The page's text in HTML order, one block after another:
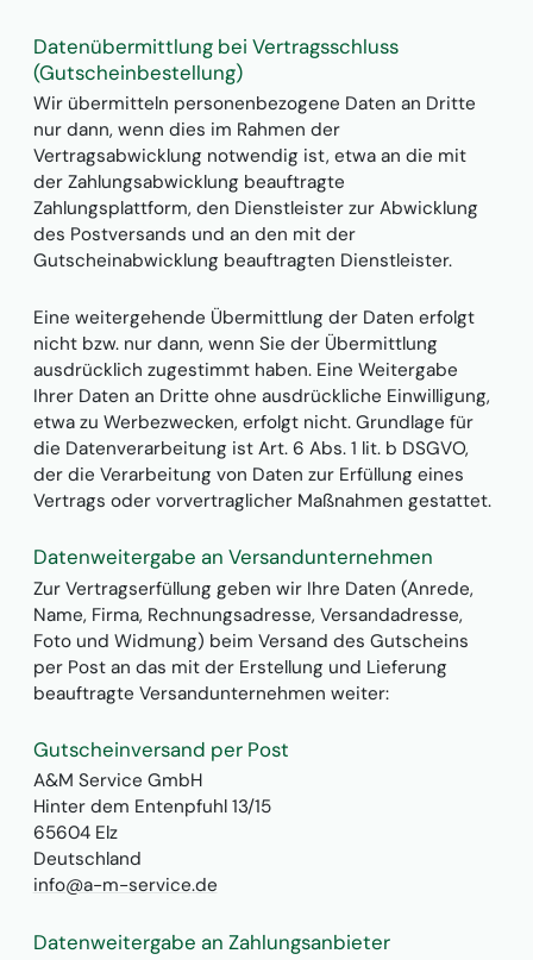
Datenübermittlung bei Vertragsschluss
(Gutscheinbestellung)
Wir übermitteln personenbezogene Daten an Dritte
nur dann, wenn dies im Rahmen der
Vertragsabwicklung notwendig ist, etwa an die mit
der Zahlungsabwicklung beauftragte
Zahlungsplattform, den Dienstleister zur Abwicklung
des Postversands und an den mit der
Gutscheinabwicklung beauftragten Dienstleister.
Eine weitergehende Übermittlung der Daten erfolgt
nicht bzw. nur dann, wenn Sie der Übermittlung
ausdrücklich zugestimmt haben. Eine Weitergabe
Ihrer Daten an Dritte ohne ausdrückliche Einwilligung,
etwa zu Werbezwecken, erfolgt nicht. Grundlage für
die Datenverarbeitung ist Art. 6 Abs. 1 lit. b DSGVO,
der die Verarbeitung von Daten zur Erfüllung eines
Vertrags oder vorvertraglicher Maßnahmen gestattet.
Datenweitergabe an Versandunternehmen
Zur Vertragserfüllung geben wir Ihre Daten (Anrede,
Name, Firma, Rechnungsadresse, Versandadresse,
Foto und Widmung) beim Versand des Gutscheins
per Post an das mit der Erstellung und Lieferung
beauftragte Versandunternehmen weiter:
Gutscheinversand per Post
A&M Service GmbH
Hinter dem Entenpfuhl 13/15
65604 Elz
Deutschland
info@a-m-service.de
Datenweitergabe an Zahlungsanbieter